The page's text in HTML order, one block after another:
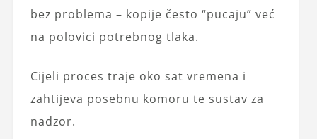
bez problema – kopije često “pucaju” već
na polovici potrebnog tlaka.
Cijeli proces traje oko sat vremena i
zahtijeva posebnu komoru te sustav za
nadzor.